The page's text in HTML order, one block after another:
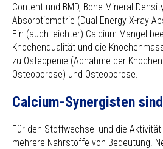
Content und BMD, Bone Mineral
Absorptiometrie (Dual Energy X-ray
Ein (auch leichter) Calcium-Mangel
Knochenqualität und die
zu Osteopenie (Abnahme der
Osteoporose) und Osteoporose.
Calcium-Synergisten
Für den Stoffwechsel und die
mehrere Nährstoffe von Bedeutung.